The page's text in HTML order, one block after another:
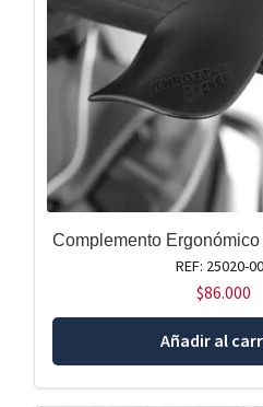
Complemento
REF: 25020-
$86.000
Añadir al